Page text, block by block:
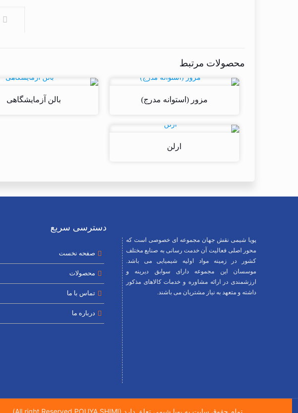
محصولات مرتبط
مزور (استوانه مدرج) بالن آزمایشگاهی
ارلن
پویا شیمی نقش جهان مجموعه ای خصوصی است که
محور اصلی فعالیت آن خدمت رسانی به صنایع مختلف
کشور در زمینه مواد اولیه شیمیایی می باشد.
موسسان این مجموعه دارای سوابق دیرینه و
ارزشمندی در ارائه مشاوره و خدمات کالاهای مذکور
داشته و متعهد به نیاز مشتریان می باشند.
دسترسی سریع
صفحه نخست
محصولات
تماس با ما
درباره ما